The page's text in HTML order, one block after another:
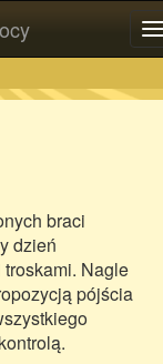
braci
dzień
Nagle
pójścia